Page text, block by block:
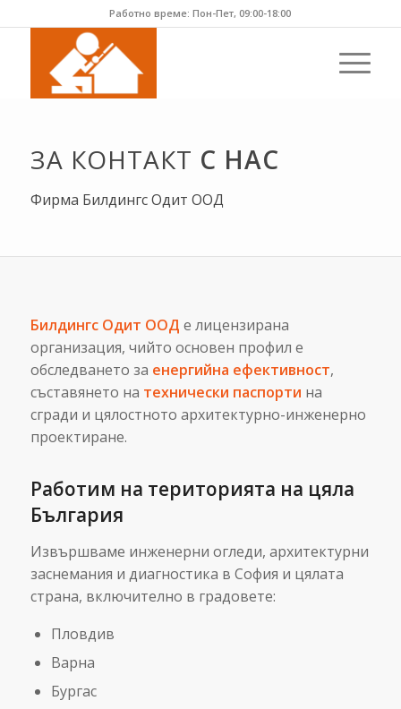
Работно време: Пон-Пет, 09:00-18:00
ЗА КОНТАКТ С НАС
Фирма Билдингс Одит ООД
Билдингс Одит ООД е лицензирана
организация, чийто основен профил е
обследването за енергийна ефективност,
съставянето на технически паспорти на
сгради и цялостното архитектурно-инженерно
проектиране.
Работим на територията на цяла
България
Извършваме инженерни огледи, архитектурни
заснемания и диагностика в София и цялата
страна, включително в градовете:
Пловдив
Варна
Бургас